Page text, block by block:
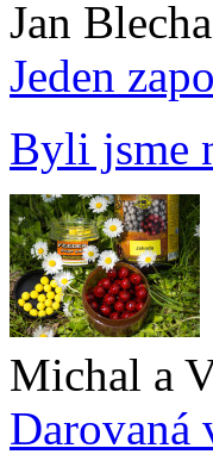
Jan Blecha
Jeden
Byli jsme
Michal a
Darovaná